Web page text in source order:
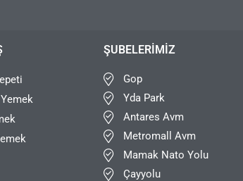
ŞUBELERIMIZ
Gop
Yda Park
Antares Avm
Metromall Avm
Mamak Nato Yolu
Çayyolu